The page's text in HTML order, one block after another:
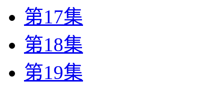
第17集
第18集
第19集